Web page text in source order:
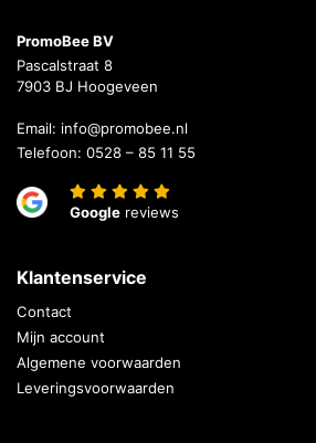
PromoBee BV
Pascalstraat 8
7903 BJ Hoogeveen
Email: info@promobee.nl
Telefoon: 0528 – 85 11 55
Google reviews
Klantenservice
Contact
Mijn account
Algemene voorwaarden
Leveringsvoorwaarden